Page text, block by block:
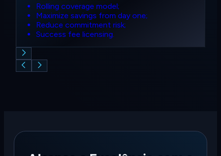
Rolling coverage model;
Maximize savings from day one;
Reduce commitment risk;
Success fee licensing.